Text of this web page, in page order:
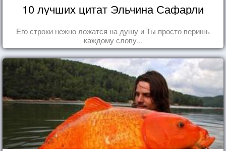
10 лучших цитат Эльчина Сафарли
Его строки нежно ложатся на душу и Ты просто веришь
каждому слову...